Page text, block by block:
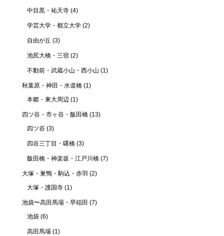
中目黒・祐天寺 (4)
学芸大学・都立大学 (2)
自由が丘 (3)
池尻大橋・三宿 (2)
不動前・武蔵小山・西小山 (1)
秋葉原・神田・水道橋 (1)
本郷・東大周辺 (1)
四ツ谷・市ヶ谷・飯田橋 (13)
四ツ谷 (3)
四谷三丁目・曙橋 (3)
飯田橋・神楽坂・江戸川橋 (7)
大塚・巣鴨・駒込・赤羽 (2)
大塚・護国寺 (1)
池袋〜高田馬場・早稲田 (7)
池袋 (6)
高田馬場 (1)